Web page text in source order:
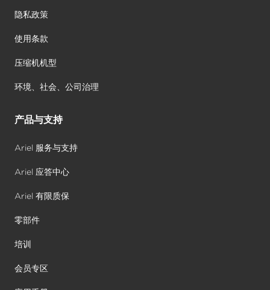
隐私政策
使用条款
压缩机机型
环境、社会、公司治理
产品与支持
Ariel 服务与支持
Ariel 应答中心
Ariel 有限质保
零部件
培训
会员专区